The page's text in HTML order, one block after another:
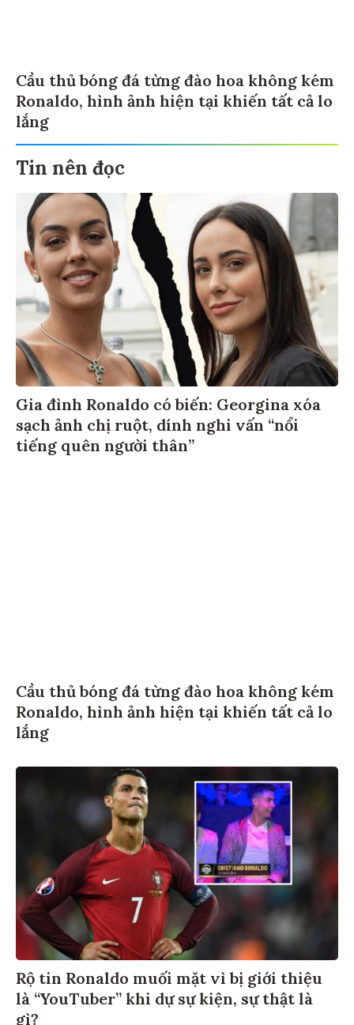
Cầu thủ bóng đá từng đào hoa không kém
Ronaldo, hình ảnh hiện tại khiến tất cả lo
lắng
Tin nên đọc
Gia đình Ronaldo có biến: Georgina xóa
sạch ảnh chị ruột, dính nghi vấn “nổi
tiếng quên người thân”
Cầu thủ bóng đá từng đào hoa không kém
Ronaldo, hình ảnh hiện tại khiến tất cả lo
lắng
Rộ tin Ronaldo muối mặt vì bị giới thiệu
là “YouTuber” khi dự sự kiện, sự thật là
gì?